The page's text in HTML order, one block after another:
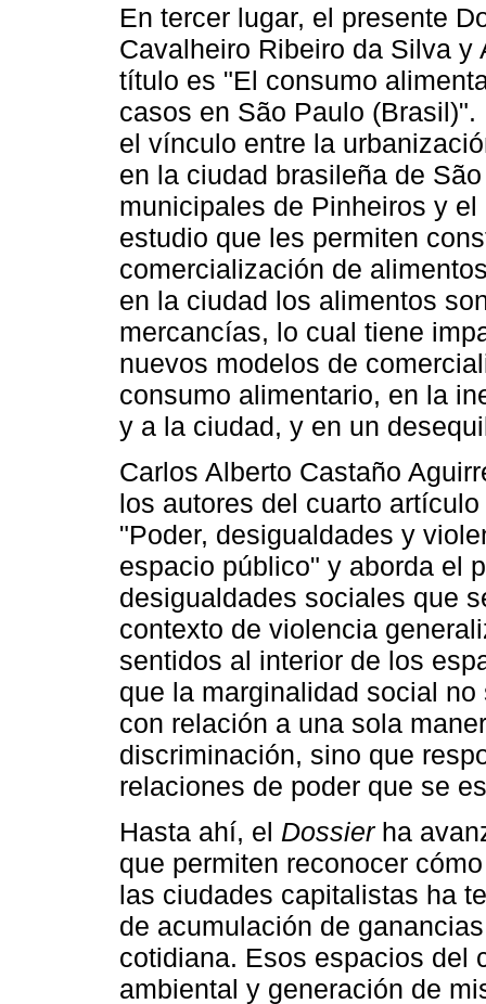
En tercer lugar, el presente
Cavalheiro Ribeiro da Silva
título es "El consumo
casos en São Paulo
el vínculo entre la
en la ciudad brasileña de
municipales de Pinheiros y
estudio que les permiten
comercialización de
en la ciudad los alimentos
mercancías, lo cual tiene
nuevos modelos de
consumo alimentario, en la
y a la ciudad, y en un
Carlos Alberto Castaño
los autores del cuarto
"Poder, desigualdades y
espacio público" y aborda el
desigualdades sociales que
contexto de violencia
sentidos al interior de los
que la marginalidad social
con relación a una sola
discriminación, sino que
relaciones de poder que se
Hasta ahí, el Dossierha
que permiten reconocer
las ciudades capitalistas ha
de acumulación de
cotidiana. Esos espacios del
ambiental y generación de